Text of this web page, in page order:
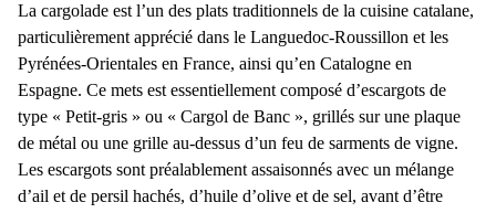
La cargolade est l’un des plats traditionnels de la cuisine catalane,
particulièrement apprécié dans le Languedoc-Roussillon et les
Pyrénées-Orientales en France, ainsi qu’en Catalogne en
Espagne. Ce mets est essentiellement composé d’escargots de
type « Petit-gris » ou « Cargol de Banc », grillés sur une plaque
de métal ou une grille au-dessus d’un feu de sarments de vigne.
Les escargots sont préalablement assaisonnés avec un mélange
d’ail et de persil hachés, d’huile d’olive et de sel, avant d’être